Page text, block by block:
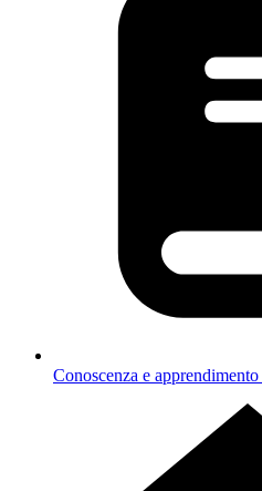
Conoscenza e apprendimento